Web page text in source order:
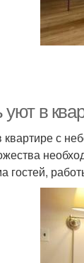
уют в
квартире с
гостей,